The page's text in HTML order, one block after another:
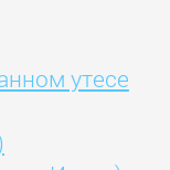
утесе